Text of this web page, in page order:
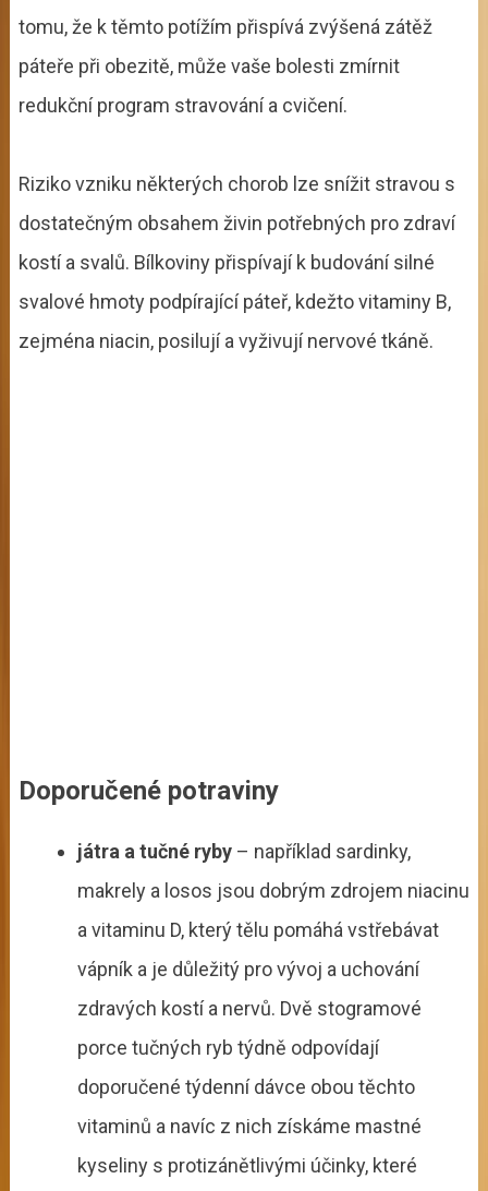
tomu, že k těmto potížím přispívá zvýšená zátěž
páteře při obezitě, může vaše bolesti zmírnit
redukční program stravování a cvičení.
Riziko vzniku některých chorob lze snížit stravou s
dostatečným obsahem živin potřebných pro zdraví
kostí a svalů. Bílkoviny přispívají k budování silné
svalové hmoty podpírající páteř, kdežto vitaminy B,
zejména niacin, posilují a vyživují nervové tkáně.
Doporučené potraviny
játra a tučné ryby– například sardinky,
makrely a losos jsou dobrým zdrojem niacinu
a vitaminu D, který tělu pomáhá vstřebávat
vápník a je důležitý pro vývoj a uchování
zdravých kostí a nervů. Dvě stogramové
porce tučných ryb týdně odpovídají
doporučené týdenní dávce obou těchto
vitaminů a navíc z nich získáme mastné
kyseliny s protizánětlivými účinky, které